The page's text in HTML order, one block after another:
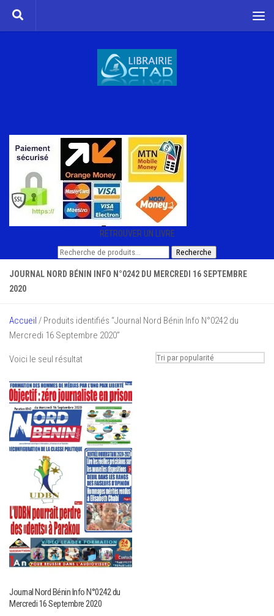
Skip to content
RETROUVER UN LIVRE
Recherche
Recherche
JOURNAL NORD BÉNIN INFO N°0242 DU MERCREDI 16 SEPTEMBRE
2020
Accueil / Produits identifiés “Journal Nord Bénin Info N°0242 du
Mercredi 16 Septembre 2020”
Voici le seul résultat
Journal Nord Bénin Info N°0242 du
Mercredi 16 Septembre 2020